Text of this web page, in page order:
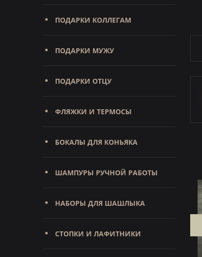
ПОДАРКИ КОЛЛЕГАМ
ПОДАРКИ МУЖУ
ПОДАРКИ ОТЦУ
ФЛЯЖКИ И ТЕРМОСЫ
БОКАЛЫ ДЛЯ КОНЬЯКА
ШАМПУРЫ РУЧНОЙ РАБОТЫ
НАБОРЫ ДЛЯ ШАШЛЫКА
СТОПКИ И ЛАФИТНИКИ